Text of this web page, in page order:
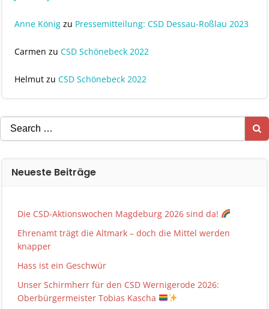
Anne König zu Pressemitteilung: CSD Dessau-Roßlau 2023
Carmen zu CSD Schönebeck 2022
Helmut zu CSD Schönebeck 2022
Search
for:
Neueste Beiträge
Die CSD-Aktionswochen Magdeburg 2026 sind da!
Ehrenamt trägt die Altmark – doch die Mittel werden
knapper
Hass ist ein Geschwür
Unser Schirmherr für den CSD Wernigerode 2026:
Oberbürgermeister Tobias Kascha